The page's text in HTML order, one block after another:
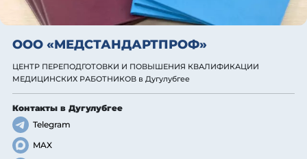
ООО «МЕДСТАНДАРТПРОФ»
ЦЕНТР ПЕРЕПОДГОТОВКИ И ПОВЫШЕНИЯ КВАЛИФИКАЦИИ
МЕДИЦИНСКИХ РАБОТНИКОВ в Дугулубгее
Контакты в Дугулубгее
Telegram
MAX